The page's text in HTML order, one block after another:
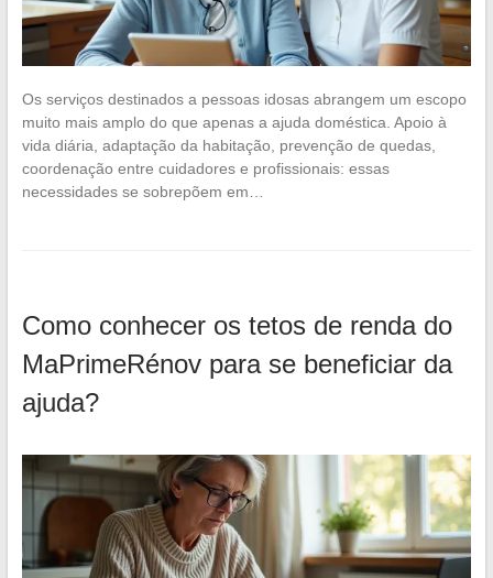
Os serviços destinados a pessoas idosas abrangem um escopo
muito mais amplo do que apenas a ajuda doméstica. Apoio à
vida diária, adaptação da habitação, prevenção de quedas,
coordenação entre cuidadores e profissionais: essas
necessidades se sobrepõem em…
Como conhecer os tetos de renda do
MaPrimeRénov para se beneficiar da
ajuda?